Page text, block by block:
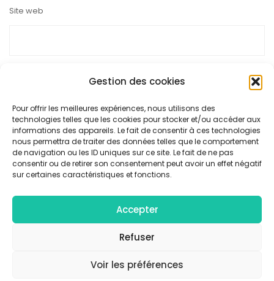
Gestion des cookies
Pour offrir les meilleures expériences, nous utilisons des
technologies telles que les cookies pour stocker et/ou accéder aux
informations des appareils. Le fait de consentir à ces technologies
nous permettra de traiter des données telles que le comportement
de navigation ou les ID uniques sur ce site. Le fait de ne pas
consentir ou de retirer son consentement peut avoir un effet négatif
sur certaines caractéristiques et fonctions.
Accepter
Refuser
Voir les préférences
Site web
Ce site utilise Akismet pour réduire les indésirables.
plus sur la façon dont les données de vos commentaires sont
traitées.
© Collectif F/4 - Tous droits réservés |